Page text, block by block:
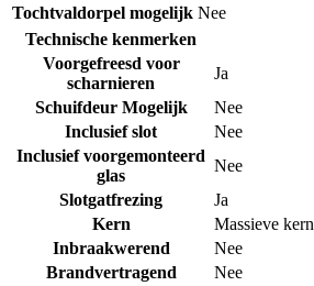
Tochtvaldorpel mogelijk Nee
Technische kenmerken
Voorgefreesd voor
scharnieren
Ja
Schuifdeur Mogelijk
Nee
Inclusief slot
Nee
Inclusief voorgemonteerd
glas
Nee
Slotgatfrezing
Ja
Kern
Massieve kern
Inbraakwerend
Nee
Brandvertragend
Nee